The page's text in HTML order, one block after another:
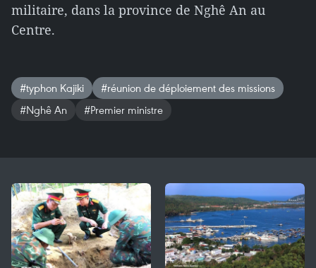
militaire, dans la province de Nghê An au
Centre.
#typhon Kajiki
#réunion de déploiement des missions
#Nghê An
#Premier ministre